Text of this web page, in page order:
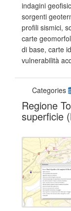
indagini
sorgenti
profili sismici,
carte
di base, carte
vulnerabilità
Categories
Regione
superficie